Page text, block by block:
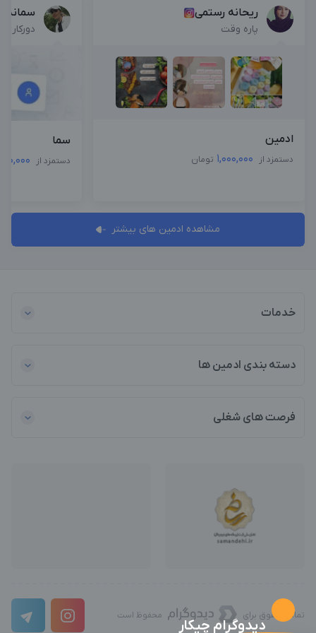
ریحانه رستمی
پاره وقت
ادمین
دستمزد از 1,000,000 تومان
سمانه
دورکاری
سما
دستمزد از
مشاهده ادمین های بیشتر
خدمات
دسته بندی ادمین ها
فرصت های شغلی
تمامی حقوق برای محفوظ است
دیدوگرام چیکار